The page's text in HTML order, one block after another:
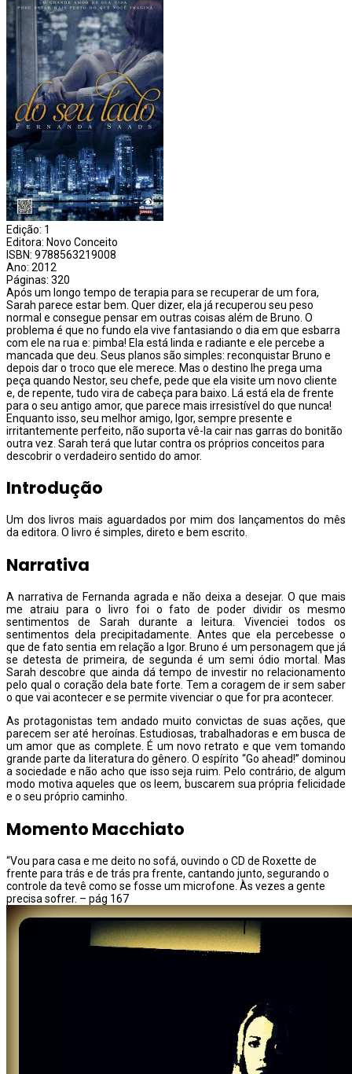
Edição: 1
Editora: Novo Conceito
ISBN: 9788563219008
Ano: 2012
Páginas: 320
Após um longo tempo de terapia para se recuperar de um fora,
Sarah parece estar bem. Quer dizer, ela já recuperou seu peso
normal e consegue pensar em outras coisas além de Bruno. O
problema é que no fundo ela vive fantasiando o dia em que esbarra
com ele na rua e: pimba! Ela está linda e radiante e ele percebe a
mancada que deu. Seus planos são simples: reconquistar Bruno e
depois dar o troco que ele merece. Mas o destino lhe prega uma
peça quando Nestor, seu chefe, pede que ela visite um novo cliente
e, de repente, tudo vira de cabeça para baixo. Lá está ela de frente
para o seu antigo amor, que parece mais irresistível do que nunca!
Enquanto isso, seu melhor amigo, Igor, sempre presente e
irritantemente perfeito, não suporta vê-la cair nas garras do bonitão
outra vez. Sarah terá que lutar contra os próprios conceitos para
descobrir o verdadeiro sentido do amor.
Introdução
Um dos livros mais aguardados por mim dos lançamentos do mês
da editora. O livro é simples, direto e bem escrito.
Narrativa
A narrativa de Fernanda agrada e não deixa a desejar. O que mais
me atraiu para o livro foi o fato de poder dividir os mesmo
sentimentos de Sarah durante a leitura. Vivenciei todos os
sentimentos dela precipitadamente. Antes que ela percebesse o
que de fato sentia em relação a Igor. Bruno é um personagem que já
se detesta de primeira, de segunda é um semi ódio mortal. Mas
Sarah descobre que ainda dá tempo de investir no relacionamento
pelo qual o coração dela bate forte. Tem a coragem de ir sem saber
o que vai acontecer e se permite vivenciar o que for pra acontecer.
As protagonistas tem andado muito convictas de suas ações, que
parecem ser até heroínas. Estudiosas, trabalhadoras e em busca de
um amor que as complete. É um novo retrato e que vem tomando
grande parte da literatura do gênero. O espírito “Go ahead!” dominou
a sociedade e não acho que isso seja ruim. Pelo contrário, de algum
modo motiva aqueles que os leem, buscarem sua própria felicidade
e o seu próprio caminho.
Momento Macchiato
“Vou para casa e me deito no sofá, ouvindo o CD de Roxette de
frente para trás e de trás pra frente, cantando junto, segurando o
controle da tevê como se fosse um microfone. Às vezes a gente
precisa sofrer. – pág 167